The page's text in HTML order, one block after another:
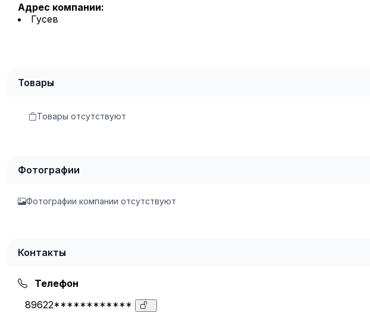
Адрес компании:
Гусев
Товары
Товары отсутствуют
Фотографии
Фотографии компании отсутствуют
Контакты
Телефон
89622************